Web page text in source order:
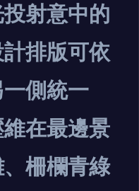
射意中的
排版可依
側統一
在最邊景
柵欄青綠